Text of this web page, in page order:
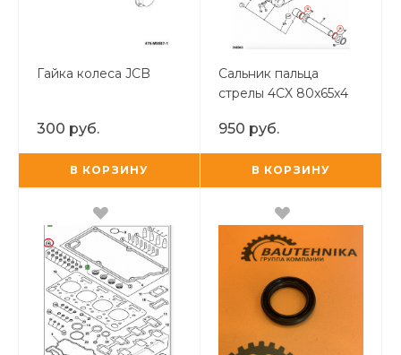
Гайка колеса JCB
300 руб.
В КОРЗИНУ
Сальник пальца
стрелы 4CX 80x65x4
950 руб.
В КОРЗИНУ